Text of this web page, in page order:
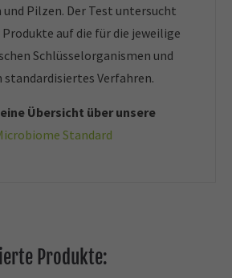
und Pilzen. Der Test untersucht
auf die für die jeweilige
Schlüsselorganismen und
Verfahren.
Übersicht über unsere
Standard
Produkte: